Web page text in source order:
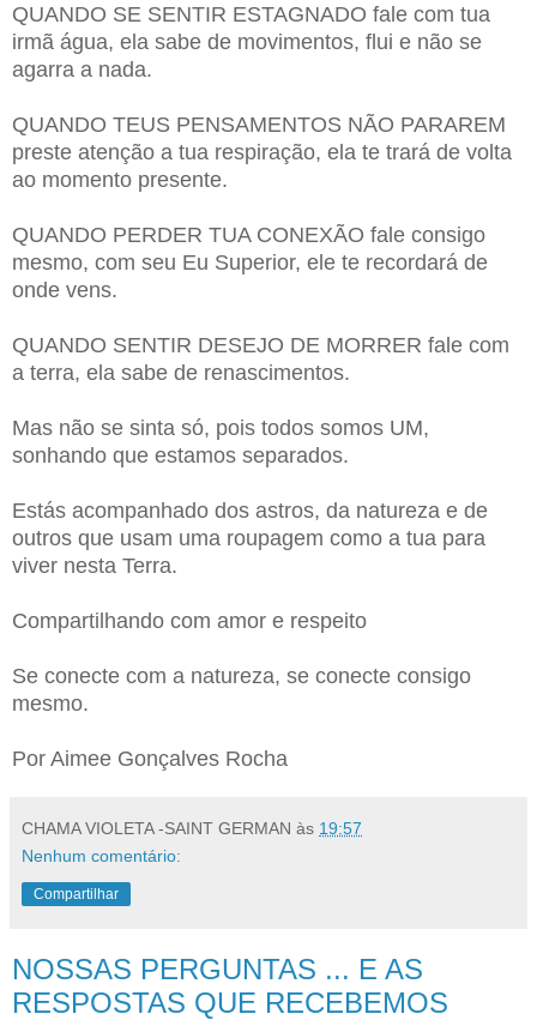
QUANDO SE SENTIR ESTAGNADO fale com tua
irmã água, ela sabe de movimentos, flui e não se
agarra a nada.
QUANDO TEUS PENSAMENTOS NÃO PARAREM
preste atenção a tua respiração, ela te trará de volta
ao momento presente.
QUANDO PERDER TUA CONEXÃO fale consigo
mesmo, com seu Eu Superior, ele te recordará de
onde vens.
QUANDO SENTIR DESEJO DE MORRER fale com
a terra, ela sabe de renascimentos.
Mas não se sinta só, pois todos somos UM,
sonhando que estamos separados.
Estás acompanhado dos astros, da natureza e de
outros que usam uma roupagem como a tua para
viver nesta Terra.
Compartilhando com amor e respeito
Se conecte com a natureza, se conecte consigo
mesmo.
Por Aimee Gonçalves Rocha
CHAMA VIOLETA -SAINT GERMAN às 19:57
Nenhum comentário:
Compartilhar
NOSSAS PERGUNTAS ... E AS
RESPOSTAS QUE RECEBEMOS